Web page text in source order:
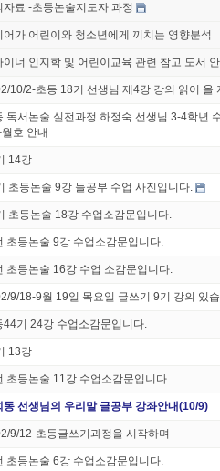
자료 -초등논술지도자 과정
어가 어린이와 청소년에게 끼치는 영향분석
이너 인지학 및 어린이교육 관련 참고 도서
10/2-초등 18기 선생님 제4강 강의 읽어 올
독서논술 실전과정 하정숙 선생님 3-4학년
호 안내
14강
초등논술 9강 들공부 수업 사진입니다.
초등논술 18강 수업소감문입니다.
초등논술 9강 수업소감문입니다.
초등논술 16강 수업 소감문입니다.
9/18-9월 19일 목요일 글쓰기 9기 강의 있
44기 24강 수업소감문입니다.
13강
초등논술 11강 수업소감문입니다.
동 선생님의 우리말 글공부 강좌안내(10/9)
9/12-초등글쓰기과정을 시작하며
초등논술 6강 수업소감문입니다.